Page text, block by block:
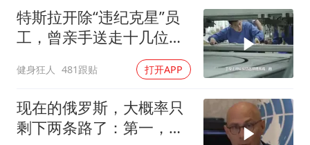
特斯拉开除“违纪克星”员
工，曾亲手送走十几位同
健身狂人 481跟贴 打开APP
现在的俄罗斯，大概率只
剩下两条路了：第一，把